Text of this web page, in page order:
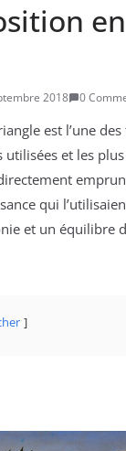
en
2018 0
est l’une
et les plus
qui
et un équilibre